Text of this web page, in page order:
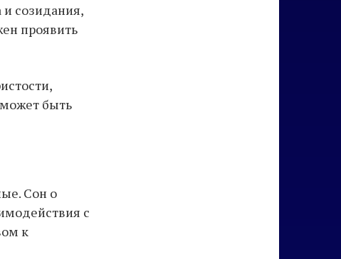
созидания,
проявить
быть
Сон о
с
к